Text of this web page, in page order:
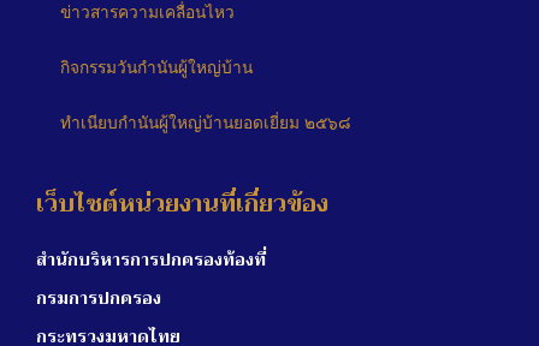
ข่าวสารความเคลื่อนไหว
กิจกรรมวันกำนันผู้ใหญ่บ้าน
ทำเนียบกำนันผู้ใหญ่บ้านยอดเยี่ยม ๒๕๖๘
เว็บไซต์หน่วยงานที่เกี่ยวข้อง
สำนักบริหารการปกครองท้องที่
กรมการปกครอง
กระทรวงมหาดไทย